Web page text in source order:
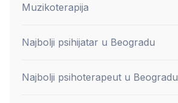
Muzikoterapija
Najbolji psihijatar u Beogradu
Najbolji psihoterapeut u Beogradu